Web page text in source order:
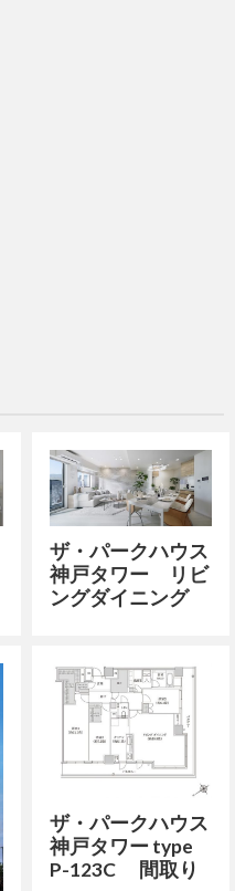
ザ・パークハウス
神戸タワー リビ
ングダイニング
ザ・パークハウス
神戸タワー type
P-123C 間取り